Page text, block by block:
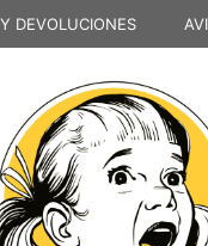
DEVOLUCIONES